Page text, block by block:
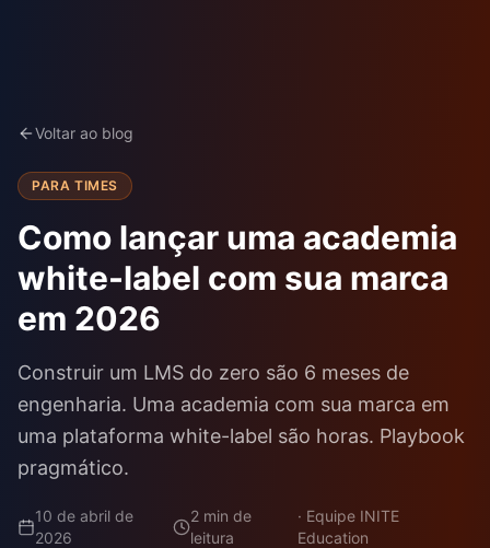
Voltar ao blog
PARA TIMES
Como lançar uma academia
white-label com sua marca
em 2026
Construir um LMS do zero são 6 meses de
engenharia. Uma academia com sua marca em
uma plataforma white-label são horas. Playbook
pragmático.
10 de abril de
2026
2 min de
leitura
· Equipe INITE
Education